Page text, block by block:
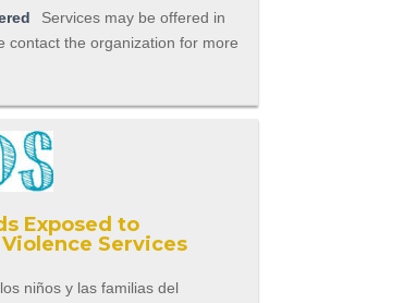
Services may be offered in
contact the organization for more
Exposed to
Services
niños y las familias del